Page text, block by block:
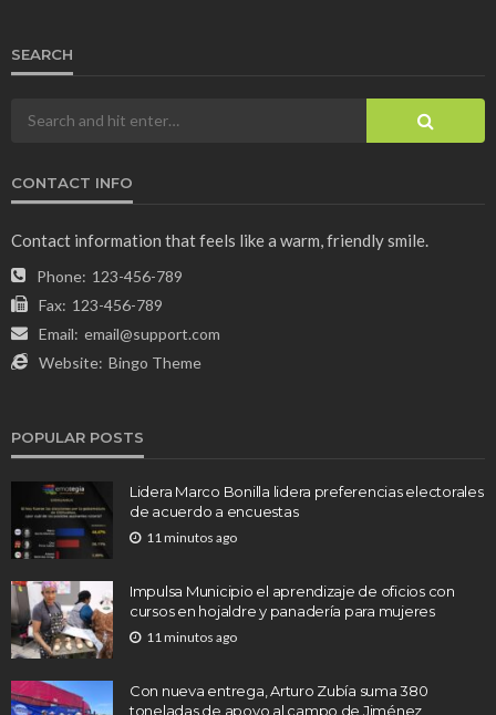
SEARCH
CONTACT INFO
Contact information that feels like a warm, friendly smile.
Phone: 123-456-789
Fax: 123-456-789
Email: email@support.com
Website: Bingo Theme
POPULAR POSTS
Lidera Marco Bonilla lidera preferencias electorales
de acuerdo a encuestas
11 minutos ago
Impulsa Municipio el aprendizaje de oficios con
cursos en hojaldre y panadería para mujeres
11 minutos ago
Con nueva entrega, Arturo Zubía suma 380
toneladas de apoyo al campo de Jiménez